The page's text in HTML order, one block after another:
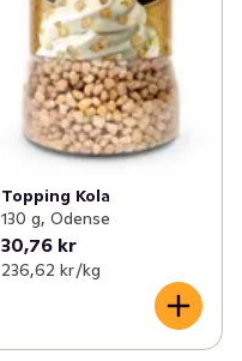
Topping Kola
130 g, Odense
30,76 kr
236,62 kr /kg